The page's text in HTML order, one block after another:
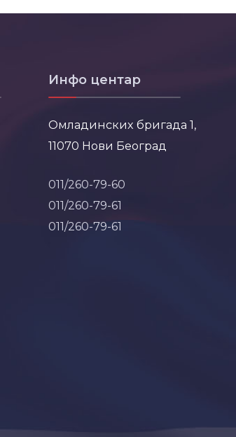
Инфо центар
Омладинских бригада 1,
11070 Нови Београд
011/260-79-60
011/260-79-61
011/260-79-61